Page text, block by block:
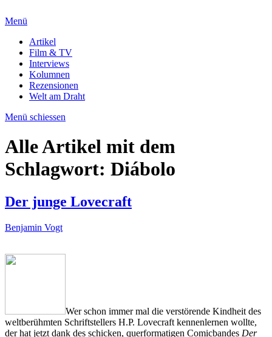
Menü
Artikel
Film & TV
Interviews
Kolumnen
Rezensionen
Welt am Draht
Menü schiessen
Alle Artikel mit dem
Schlagwort: Diábolo
Der junge Lovecraft
Benjamin Vogt
Wer schon immer mal die verstörende Kindheit des
weltberühmten Schriftstellers H.P. Lovecraft kennenlernen wollte,
der hat jetzt dank des schicken, querformatigen Comicbandes Der